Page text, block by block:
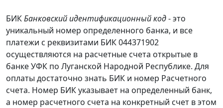
БИКБанковский идентификационный код- это
уникальный номер определенного банка, и все
платежи с реквизитами БИК 044371902
осуществляются на расчетные счета открытые в
банке УФК по Луганской Народной Республике. Для
оплаты достаточно знать БИК и номер Расчетного
счета. Номер БИК указывает на определенный банк,
а номер расчетного счета на конкретный счет в этом